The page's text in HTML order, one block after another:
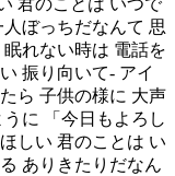
ぼっちだなんて 思
れない時は 電話を
振り向いて- アイ
ら 子供の様に 大声
に 「今日もよろし
しい 君のことは い
ありきたりだなん